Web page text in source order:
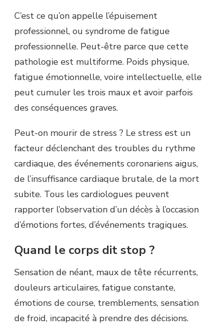
C’est ce qu’on appelle l’épuisement
professionnel, ou syndrome de fatigue
professionnelle. Peut-être parce que cette
pathologie est multiforme. Poids physique,
fatigue émotionnelle, voire intellectuelle, elle
peut cumuler les trois maux et avoir parfois
des conséquences graves.
Peut-on mourir de stress ? Le stress est un
facteur déclenchant des troubles du rythme
cardiaque, des événements coronariens aigus,
de l’insuffisance cardiaque brutale, de la mort
subite. Tous les cardiologues peuvent
rapporter l’observation d’un décès à l’occasion
d’émotions fortes, d’événements tragiques.
Quand le corps dit stop ?
Sensation de néant, maux de tête récurrents,
douleurs articulaires, fatigue constante,
émotions de course, tremblements, sensation
de froid, incapacité à prendre des décisions.